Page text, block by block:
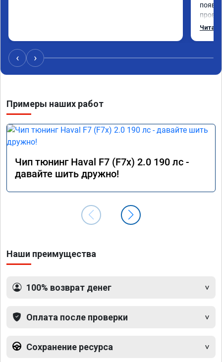
‹ ›
Примеры наших работ
Чип тюнинг Haval F7 (F7x) 2.0 190 лс -
давайте шить дружно!
Наши преимущества
100% возврат денег
Оплата после проверки
Сохранение ресурса